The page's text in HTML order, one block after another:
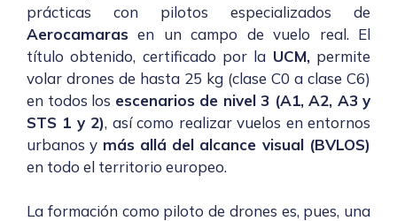
prácticas con pilotos especializados de
Aerocamaras en un campo de vuelo real. El
título obtenido, certificado por la UCM,permite
volar drones de hasta 25 kg (clase C0 a clase C6)
en todos los escenarios de nivel 3 (A1, A2, A3 y
STS 1 y 2), así como realizar vuelos en entornos
urbanos y más allá del alcance visual (BVLOS)
en todo el territorio europeo.
La formación como piloto de drones es, pues, una